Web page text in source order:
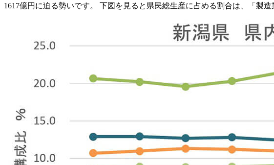
1617億円に迫る勢いです。 下図を見ると県民総生産に占める割合は、「製造